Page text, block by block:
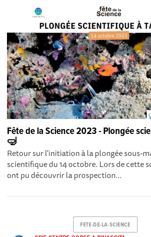
Fête de la Science 2023 - Plongée
🤿
Retour sur l'initiation à la plongée sous-
scientifique du 14 octobre. Lors de cette
ont pu découvrir la prospection...
FETE-DE-LA-SCIENCE